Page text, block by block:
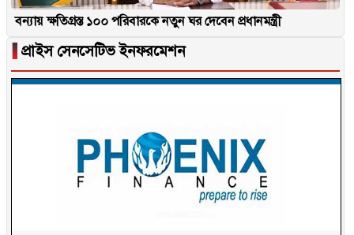
বন্যায় ক্ষতিগ্রস্ত ১০০ পরিবারকে নতুন ঘর দেবেন প্রধানমন্ত্রী
▐ প্রাইস সেনসেটিভ ইনফরমেশন